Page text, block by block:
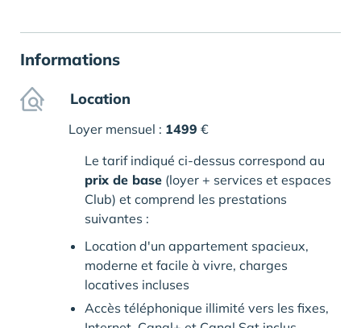
Informations
Location
Loyer mensuel : 1499 €
Le tarif indiqué ci-dessus correspond au
prix de base (loyer + services et espaces
Club) et comprend les prestations
suivantes :
Location d'un appartement spacieux,
moderne et facile à vivre, charges
locatives incluses
Accès téléphonique illimité vers les fixes,